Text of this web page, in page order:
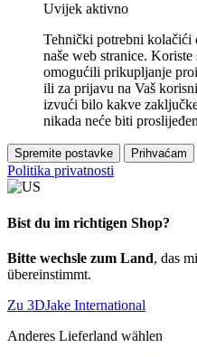
Uvijek aktivno
Tehnički potrebni kolačići
naše web stranice.
omogućili prikupljanje
ili za prijavu na Vaš
izvući bilo kakve
nikada neće biti
Spremite postavke Prihvaćam
Politika privatnosti
Bist du im richtigen Shop?
Bitte wechsle zum Land, das
übereinstimmt.
Zu 3DJake International
Anderes Lieferland wählen